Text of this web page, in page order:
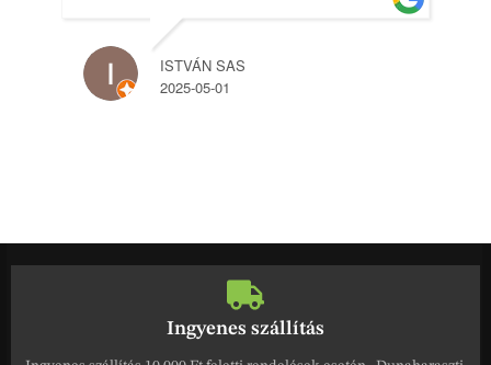
ISTVÁN SAS
2025-05-01
Ingyenes szállítás